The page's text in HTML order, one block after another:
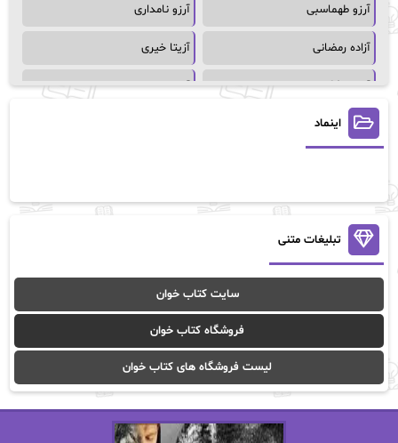
آرزو طهماسبی آرزو نامداری
آزاده رمضانی آزیتا خیری
آسمان64 آسمان۶۵
آسیه احمدی
آن ماری سلینکو آنا تاد
آنالیا
آوا موسوی آیدا (Aixi)
آیدا باقری آیسان صادقی
ا_اصغر زاده ا_اصغرزاده
اریک مورگنشترن از نیلوفر لاری
استل مسکم
اینماد
تبلیغات متنی
سایت کتاب خوان
فروشگاه کتاب خوان
لیست فروشگاه های کتاب خوان